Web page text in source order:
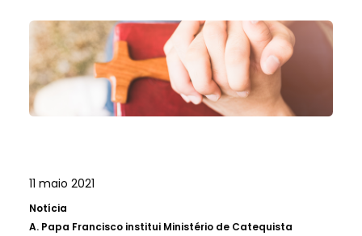
11 maio 2021
Notícia
A. Papa Francisco institui Ministério de Catequista